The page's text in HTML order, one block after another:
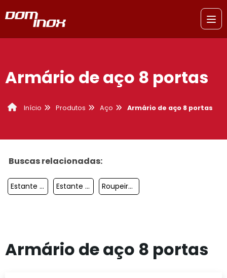
Armário de aço 8 portas
Início Produtos Aço Armário de aço 8 portas
Buscas relacionadas:
Estante De Aço Para Livros Sorocaba Estante Arquivo Aço Sorocaba Roupeiro De Aço 8 Portas São Bernardo Do Campo
Armário de aço 8 portas